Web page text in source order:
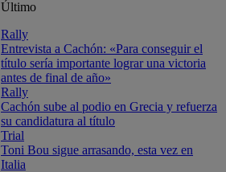
Último
Rally
Entrevista a Cachón: «Para conseguir el
título sería importante lograr una victoria
antes de final de año»
Rally
Cachón sube al podio en Grecia y refuerza
su candidatura al título
Trial
Toni Bou sigue arrasando, esta vez en
Italia